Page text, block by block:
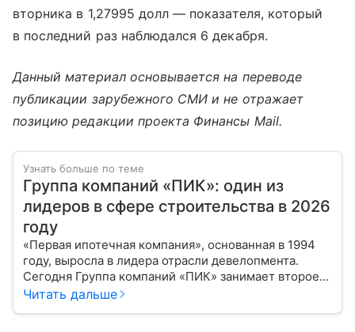
вторника в 1,27995 долл — показателя, который
в последний раз наблюдался 6 декабря.
Данный материал основывается на переводе
публикации зарубежного СМИ и не отражает
позицию редакции проекта Финансы Mail.
Узнать больше по теме
Группа компаний «ПИК»: один из
лидеров в сфере строительства в 2026
году
«Первая ипотечная компания», основанная в 1994
году, выросла в лидера отрасли девелопмента.
Сегодня Группа компаний «ПИК» занимает второе
место по объемам строящегося жилья в России.
Читать дальше